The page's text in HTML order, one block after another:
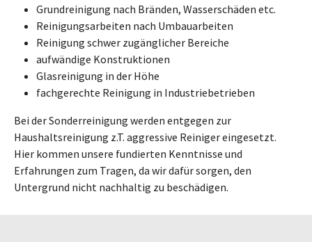
Grundreinigung nach Bränden, Wasserschäden etc.
Reinigungsarbeiten nach Umbauarbeiten
Reinigung schwer zugänglicher Bereiche
aufwändige Konstruktionen
Glasreinigung in der Höhe
fachgerechte Reinigung in Industriebetrieben
Bei der Sonderreinigung werden entgegen zur
Haushaltsreinigung z.T. aggressive Reiniger eingesetzt.
Hier kommen unsere fundierten Kenntnisse und
Erfahrungen zum Tragen, da wir dafür sorgen, den
Untergrund nicht nachhaltig zu beschädigen.